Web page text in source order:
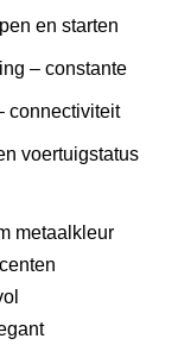
en starten
– constante
connectiviteit
voertuigstatus
metaalkleur